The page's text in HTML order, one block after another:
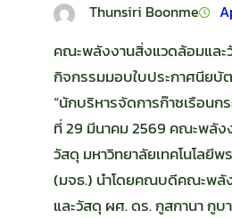
Thunsiri Boonme
คณะพลังงานสิ่งแวดล้อมและ
กิจกรรมมอบใบประกาศนียบั
“นักบริหารจัดการก๊าซเรือนก
ที่ 29 มีนาคม 2569 คณะพลัง
วัสดุ มหาวิทยาลัยเทคโนโลยีพ
(มจธ.) นำโดยคณบดีคณะพลั
และวัสดุ ผศ. ดร. กูสกานา กูบ